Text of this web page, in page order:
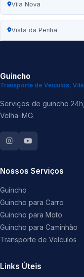
Vila Nova
Vista da Penha
Guincho
Transporte de Veículos,
Serviços de guincho
Velha-MG.
Nossos Serviços
Guincho
Guincho para Carro
Guincho para Moto
Guincho para Caminhão
Transporte de Veículos
Links Úteis